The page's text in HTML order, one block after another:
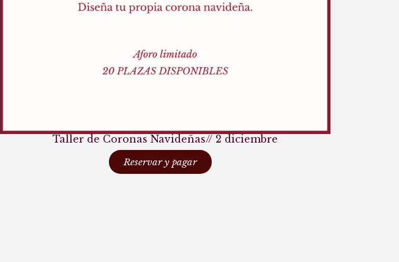
Taller de Coronas Navideñas// 2 diciembre
Reservar y pagar